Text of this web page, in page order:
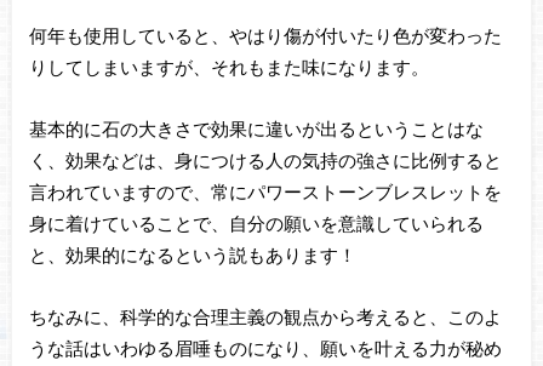
何年も使用していると、やはり傷が付いたり色が変わった
りしてしまいますが、それもまた味になります。
基本的に石の大きさで効果に違いが出るということはな
く、効果などは、身につける人の気持の強さに比例すると
言われていますので、常にパワーストーンブレスレットを
身に着けていることで、自分の願いを意識していられる
と、効果的になるという説もあります！
ちなみに、科学的な合理主義の観点から考えると、このよ
うな話はいわゆる眉唾ものになり、願いを叶える力が秘め